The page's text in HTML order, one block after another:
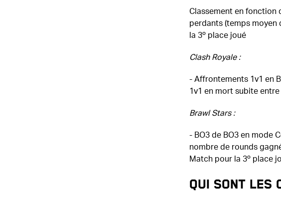
Classement en fonction
perdants (temps moyen
la 3º place joué
Clash Royale :
- Affrontements 1v1 en
1v1 en mort subite
Brawl Stars :
- BO3 de BO3 en mode
nombre de rounds
Match pour la 3º place
Qui sont les